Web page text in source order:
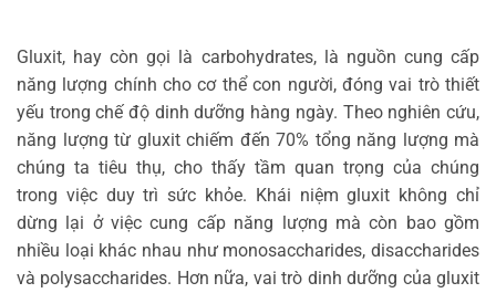
Gluxit, hay còn gọi là carbohydrates, là nguồn cung cấp
năng lượng chính cho cơ thể con người, đóng vai trò thiết
yếu trong chế độ dinh dưỡng hàng ngày. Theo nghiên cứu,
năng lượng từ gluxit chiếm đến 70% tổng năng lượng mà
chúng ta tiêu thụ, cho thấy tầm quan trọng của chúng
trong việc duy trì sức khỏe. Khái niệm gluxit không chỉ
dừng lại ở việc cung cấp năng lượng mà còn bao gồm
nhiều loại khác nhau như monosaccharides, disaccharides
và polysaccharides. Hơn nữa, vai trò dinh dưỡng của gluxit